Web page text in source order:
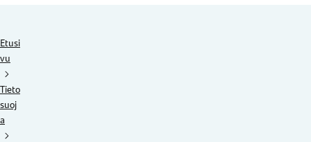
Etusi
vu
Tieto
suoj
a